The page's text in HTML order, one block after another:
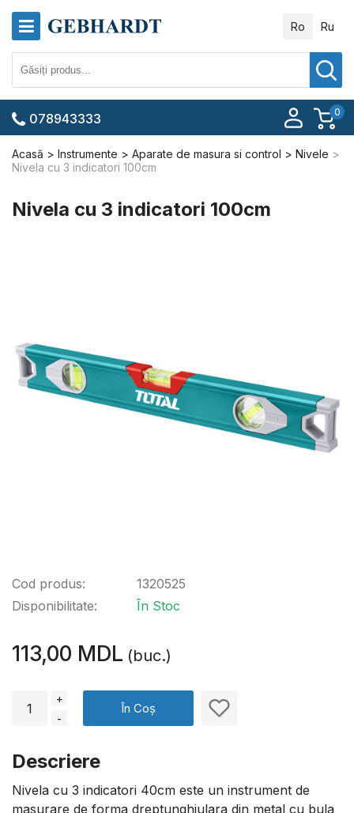
Ro Ru
0
078943333
Acasă Instrumente Aparate de masura si control
Nivele
Nivela cu 3 indicatori 100cm
Nivela cu 3 indicatori 100cm
Cod produs:
Disponibilitate:
1320525
În Stoc
113,00 MDL (buc.)
+
-
În Coș
Descriere
Nivela cu 3 indicatori 40cm este un instrument de
masurare de forma dreptunghiulara din metal cu bula